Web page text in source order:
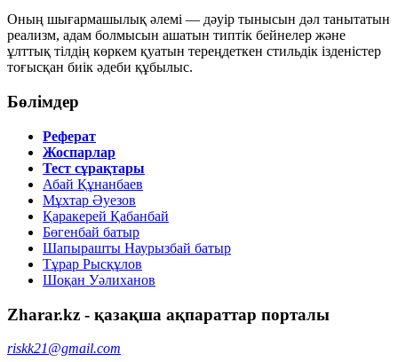
Оның шығармашылық әлемі — дәуір тынысын дәл танытатын
реализм, адам болмысын ашатын типтік бейнелер және
ұлттық тілдің көркем қуатын тереңдеткен стильдік ізденістер
тоғысқан биік әдеби құбылыс.
Бөлімдер
Реферат
Жоспарлар
Тест сұрақтары
Абай Құнанбаев
Мұхтар Әуезов
Қаракерей Қабанбай
Бөгенбай батыр
Шапырашты Наурызбай батыр
Тұрар Рысқұлов
Шоқан Уәлиханов
Zharar.kz - қазақша ақпараттар порталы
riskk21@gmail.com